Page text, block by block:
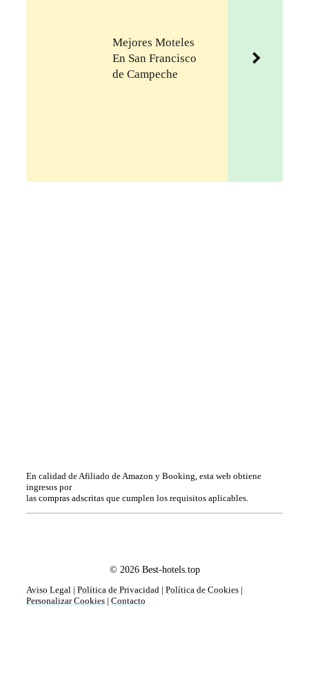
Mejores Moteles
En San Francisco
de Campeche
En calidad de Afiliado de Amazon y Booking, esta web obtiene
ingresos por
las compras adscritas que cumplen los requisitos aplicables.
© 2026 Best-hotels.top
Aviso Legal | Política de Privacidad | Política de Cookies |
Personalizar Cookies | Contacto